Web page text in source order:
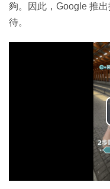
夠。因此，Google 推
待。